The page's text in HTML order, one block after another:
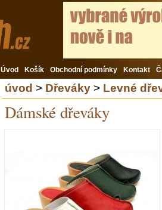
Úvod Košík Obchodní podmínky Kontakt
úvod > Dřeváky > Levné
Dámské dřeváky